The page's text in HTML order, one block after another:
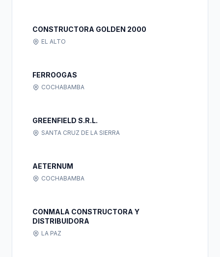
CONSTRUCTORA GOLDEN 2000
EL ALTO
FERROOGAS
COCHABAMBA
GREENFIELD S.R.L.
SANTA CRUZ DE LA SIERRA
AETERNUM
COCHABAMBA
CONMALA CONSTRUCTORA Y
DISTRIBUIDORA
LA PAZ